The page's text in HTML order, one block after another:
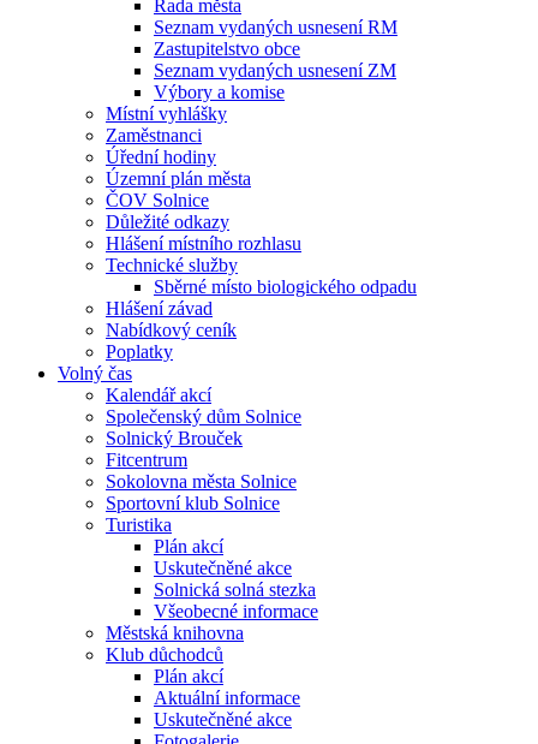
Rada města
Seznam vydaných usnesení RM
Zastupitelstvo obce
Seznam vydaných usnesení ZM
Výbory a komise
Místní vyhlášky
Zaměstnanci
Úřední hodiny
Územní plán města
ČOV Solnice
Důležité odkazy
Hlášení místního rozhlasu
Technické služby
Sběrné místo biologického odpadu
Hlášení závad
Nabídkový ceník
Poplatky
Volný čas
Kalendář akcí
Společenský dům Solnice
Solnický Brouček
Fitcentrum
Sokolovna města Solnice
Sportovní klub Solnice
Turistika
Plán akcí
Uskutečněné akce
Solnická solná stezka
Všeobecné informace
Městská knihovna
Klub důchodců
Plán akcí
Aktuální informace
Uskutečněné akce